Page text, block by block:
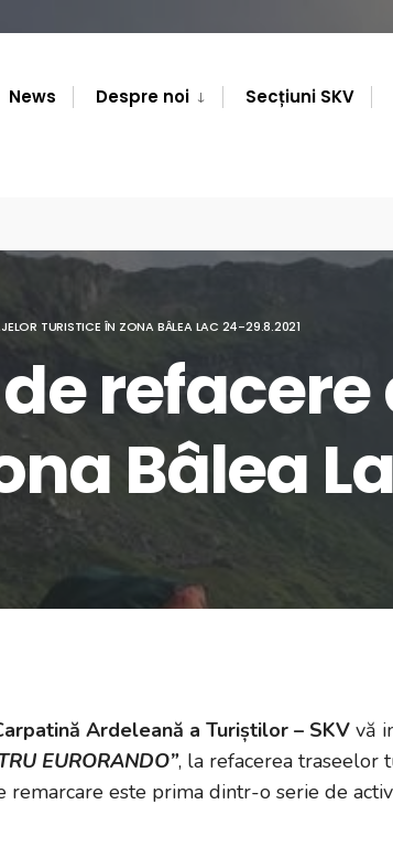
News Despre noi Secțiuni SKV
TURISTICE ÎN ZONA BÂLEA LAC 24-29.8.2021
Bâlea
Ardeleană a Turiștilor – SKV vă
EURORANDO”, la refacerea traseelor
remarcare este prima dintr-o serie de